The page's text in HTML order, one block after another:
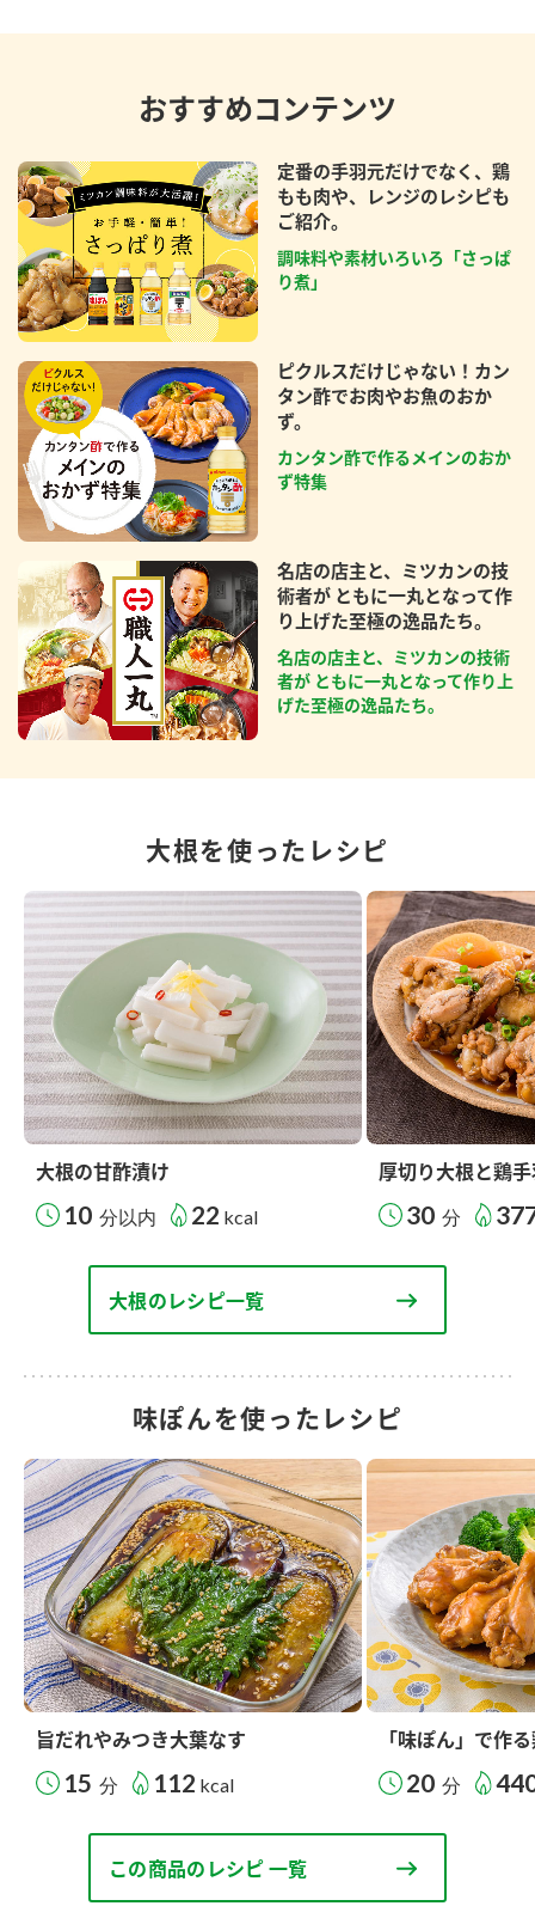
おすすめコンテンツ
定番の手羽元だけでなく、鶏
もも肉や、レンジのレシピも
ご紹介。
調味料や素材いろいろ「さっぱ
り煮」
ピクルスだけじゃない！カン
タン酢でお肉やお魚のおか
ず。
カンタン酢で作るメインのおか
ず特集
名店の店主と、ミツカンの技
術者が ともに一丸となって作
り上げた至極の逸品たち。
名店の店主と、ミツカンの技術
者が ともに一丸となって作り上
げた至極の逸品たち。
大根を使ったレシピ
大根の甘酢漬け
10 分以内 22 kcal
厚切り大根と鶏
30 分
大根のレシピ一覧
味ぽんを使ったレシピ
旨だれやみつき大葉なす
15 分 112 kcal
「味ぽん」で作
20 分
この商品のレシピ 一覧